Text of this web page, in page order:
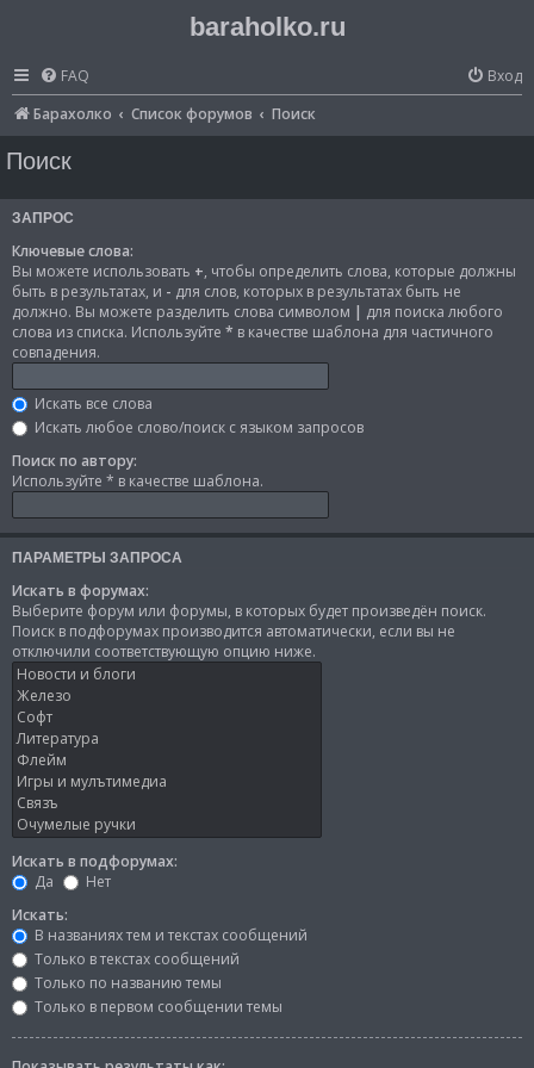
baraholko.ru
FAQ
Вход
Барахолко
Список форумов Поиск
Поиск
ЗАПРОС
Ключевые слова:
Вы можете использовать +, чтобы определить слова, которые должны
быть в результатах, и - для слов, которых в результатах быть не
должно. Вы можете разделить слова символом | для поиска любого
слова из списка. Используйте * в качестве шаблона для частичного
совпадения.
Искать все слова
Искать любое слово/поиск с языком запросов
Поиск по автору:
Используйте * в качестве шаблона.
ПАРАМЕТРЫ ЗАПРОСА
Искать в форумах:
Выберите форум или форумы, в которых будет произведён поиск.
Поиск в подфорумах производится автоматически, если вы не
отключили соответствующую опцию ниже.
Искать в подфорумах:
Да
Нет
Искать:
В названиях тем и текстах сообщений
Только в текстах сообщений
Только по названию темы
Только в первом сообщении темы